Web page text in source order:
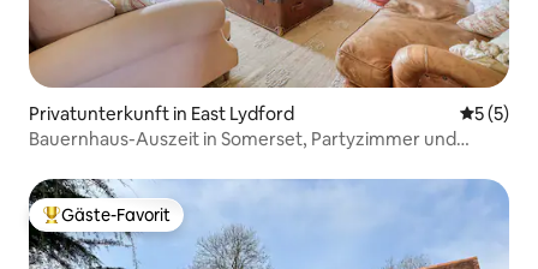
Privatunterkunft in East Lydford
5 (5)
Bauernhaus-Auszeit in Somerset, Partyzimmer und
Beliebter Gäste-Favorit.
Gäste-Favorit